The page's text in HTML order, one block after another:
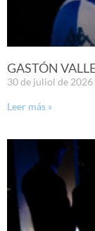
GASTÓN
30 de juliol de 2026
Leer más »